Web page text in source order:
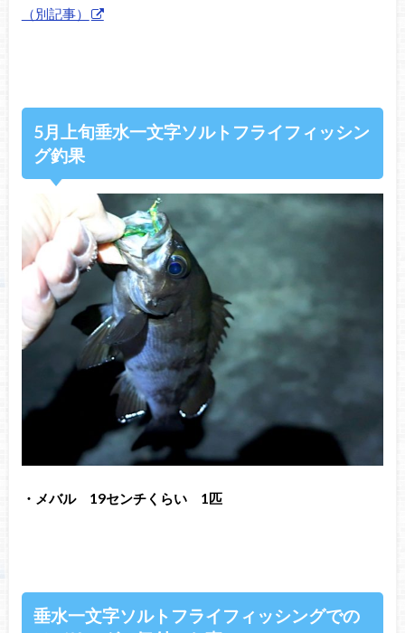
（別記事）
5月上旬垂水一文字ソルトフライフィッシン
グ釣果
・メバル 19センチくらい 1匹
垂水一文字ソルトフライフィッシングでの